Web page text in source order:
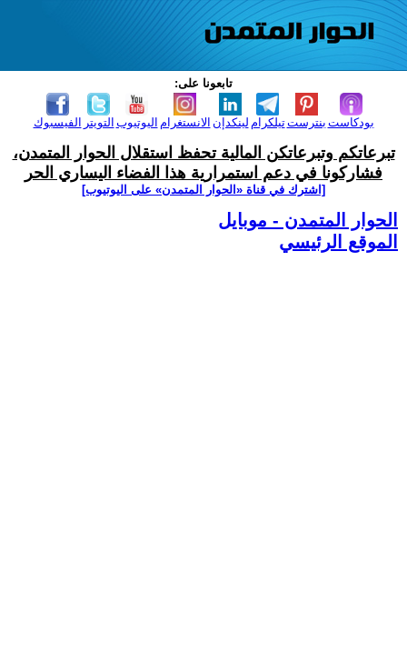
تابعونا على:
الفيسبوك التويتر اليوتيوب الانستغرام لينكدإن تيلكرامبنترست بودكاست
تبرعاتكم وتبرعاتكن المالية تحفظ استقلال الحوار المتمدن،
فشاركونا في دعم استمرارية هذا الفضاء اليساري الحر
[اشترك في قناة ‫«الحوار المتمدن» على اليوتيوب]
الحوار المتمدن - موبايل
الموقع الرئيسي